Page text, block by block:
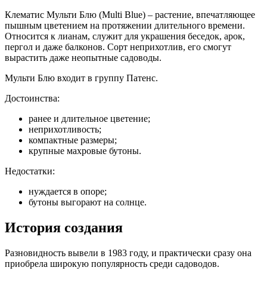
Клематис Мульти Блю (Мulti Вlue) – растение, впечатляющее
пышным цветением на протяжении длительного времени.
Относится к лианам, служит для украшения беседок, арок,
пергол и даже балконов. Сорт неприхотлив, его смогут
вырастить даже неопытные садоводы.
Мульти Блю входит в группу Патенс.
Достоинства:
ранее и длительное цветение;
неприхотливость;
компактные размеры;
крупные махровые бутоны.
Недостатки:
нуждается в опоре;
бутоны выгорают на солнце.
История создания
Разновидность вывели в 1983 году, и практически сразу она
приобрела широкую популярность среди садоводов.